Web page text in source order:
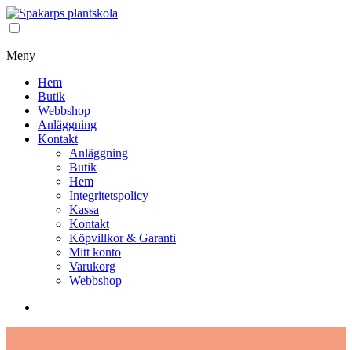
Meny
Hem
Butik
Webbshop
Anläggning
Kontakt
Anläggning
Butik
Hem
Integritetspolicy
Kassa
Kontakt
Köpvillkor & Garanti
Mitt konto
Varukorg
Webbshop